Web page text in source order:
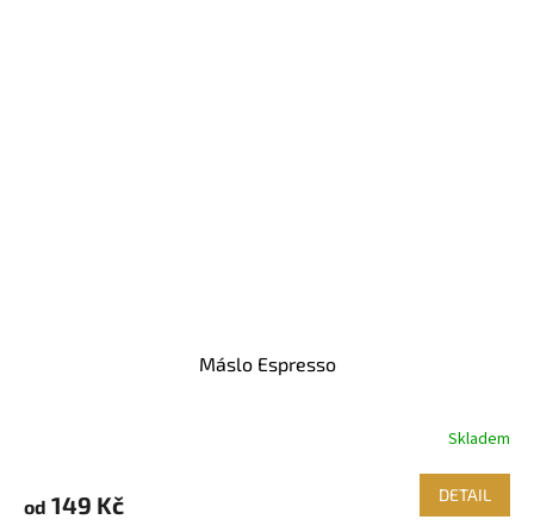
Máslo Espresso
Skladem
od 149 Kč DETAIL